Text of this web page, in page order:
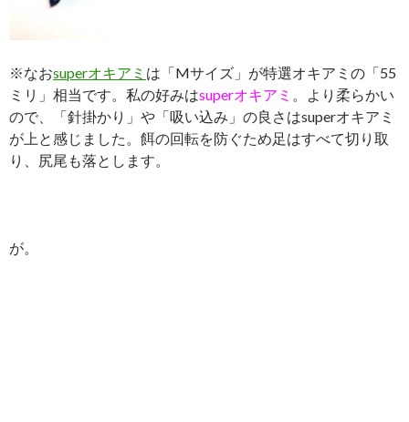
※なおsuperオキアミ は「Mサイズ」が特選オキアミの「55
ミリ」相当です。私の好みはsuperオキアミ 。より柔らかい
ので、「針掛かり」や「吸い込み」の良さはsuperオキアミ
が上と感じました。餌の回転を防ぐため足はすべて切り取
り、尻尾も落とします。
が。